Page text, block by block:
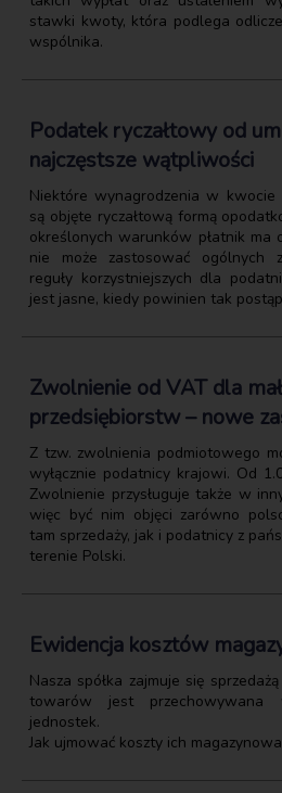
stawki kwoty, która podlega
wspólnika.
Podatek ryczałtowy od
najczęstsze wątpliwości
Niektóre wynagrodzenia w kwocie
są objęte ryczałtową formą
określonych warunków płatnik ma
nie może zastosować ogólnych
reguły korzystniejszych dla
jest jasne, kiedy powinien tak
Zwolnienie od VAT dla
przedsiębiorstw – nowe
Z tzw. zwolnienia podmiotowego
wyłącznie podatnicy krajowi. Od
Zwolnienie przysługuje także w
więc być nim objęci zarówno
tam sprzedaży, jak i podatnicy z
terenie Polski.
Ewidencja kosztów
Nasza spółka zajmuje się
towarów jest przechowywana
jednostek.
Jak ujmować koszty ich